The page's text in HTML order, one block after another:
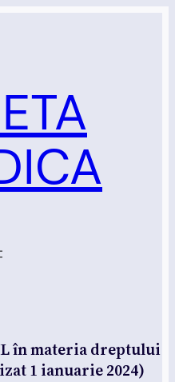
în materia dreptului
1 ianuarie 2024)